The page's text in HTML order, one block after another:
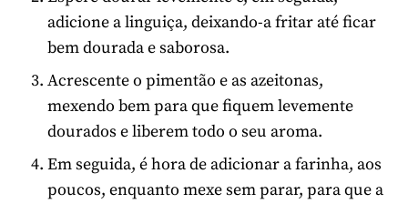
adicione a linguiça, deixando-a fritar até ficar
bem dourada e saborosa.
Acrescente o pimentão e as azeitonas,
mexendo bem para que fiquem levemente
dourados e liberem todo o seu aroma.
Em seguida, é hora de adicionar a farinha, aos
poucos, enquanto mexe sem parar, para que a